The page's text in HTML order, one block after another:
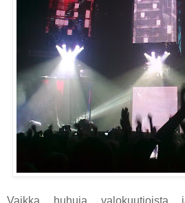
Vaikka huhuja valokuutioista